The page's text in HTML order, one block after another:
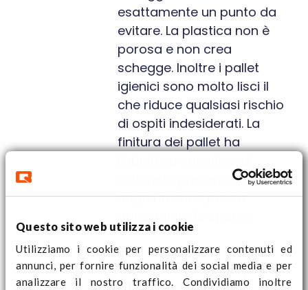
Questo sito web utilizza i cookie
Utilizziamo i cookie per personalizzare contenuti ed
annunci, per fornire funzionalità dei social media e per
analizzare il nostro traffico. Condividiamo inoltre
esattamente un punto da
evitare. La plastica non è
porosa e non crea
schegge. Inoltre i pallet
igienici sono molto lisci il
che riduce qualsiasi rischio
di ospiti indesiderati. La
finitura dei pallet ha
evitare la presenza di fori o
angoli in cui si possa
Quando usare un pallet